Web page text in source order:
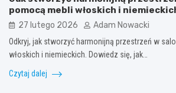
pomocą mebli włoskich i
27 lutego 2026 Adam Nowacki
Odkryj, jak stworzyć harmonijną przestrzeń w
włoskich i niemieckich. Dowiedz się, jak…
Czytaj dalej